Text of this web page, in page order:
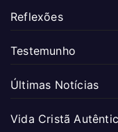
Reflexões
Testemunho
Últimas Notícias
Vida Cristã